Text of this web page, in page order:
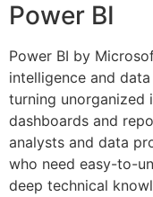
Power BI
Power BI by
intelligence and
turning unorganized
dashboards and
analysts and data
who need easy-to-
deep technical